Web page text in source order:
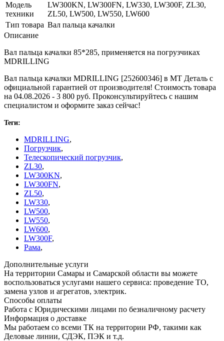
Модель
техники
LW300KN, LW300FN, LW330, LW300F, ZL30,
ZL50, LW500, LW550, LW600
Тип товара Вал пальца качалки
Описание
Вал пальца качалки 85*285, применяется на погрузчиках
MDRILLING
Вал пальца качалки MDRILLING [252600346] в МТ Деталь с
официальной гарантией от производителя! Стоимость товара
на 04.08.2026 - 3 800 руб. Проконсультируйтесь с нашим
специалистом и оформите заказ сейчас!
Теги:
MDRILLING,
Погрузчик,
Телескопический погрузчик,
ZL30,
LW300KN,
LW300FN,
ZL50,
LW330,
LW500,
LW550,
LW600,
LW300F,
Рама,
Дополнительные услуги
На территории Самары и Самарской области вы можете
воспользоваться услугами нашего сервиса: проведение ТО,
замена узлов и агрегатов, электрик.
Способы оплаты
Работа с Юридическими лицами по безналичному расчету
Информация о доставке
Мы работаем со всеми ТК на территории РФ, такими как
Деловые линии, СДЭК, ПЭК и т.д.